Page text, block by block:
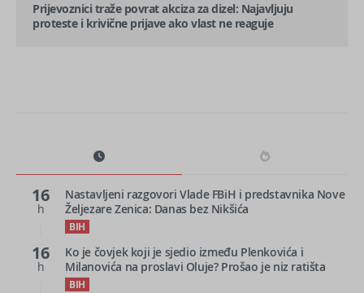
Prijevoznici traže povrat akciza za dizel: Najavljuju
proteste i krivične prijave ako vlast ne reaguje
16
h
Nastavljeni razgovori Vlade FBiH i predstavnika Nove
Željezare Zenica: Danas bez Nikšića
BIH
16
h
Ko je čovjek koji je sjedio između Plenkovića i
Milanovića na proslavi Oluje? Prošao je niz ratišta
BIH